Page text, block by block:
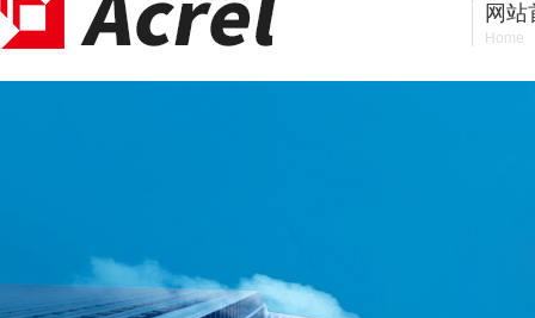
网站
Home